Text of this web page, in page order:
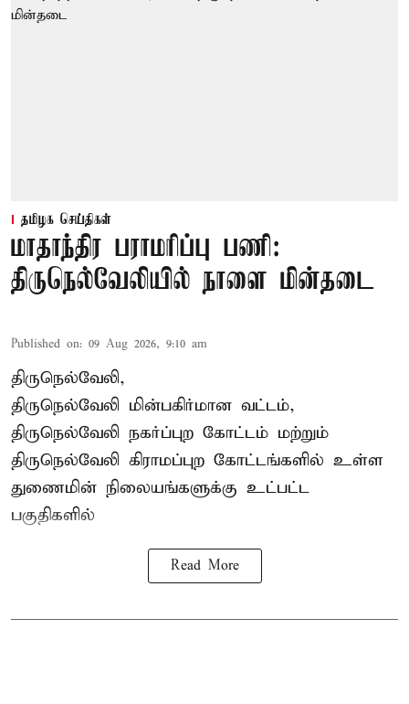
தமிழக செய்திகள்
மாதாந்திர பராமரிப்பு பணி:
திருநெல்வேலியில் நாளை மின்தடை
Published on: 09 Aug 2026, 9:10 am
திருநெல்வேலி,
திருநெல்வேலி மின்பகிர்மான வட்டம்,
திருநெல்வேலி நகர்ப்புற கோட்டம் மற்றும்
திருநெல்வேலி கிராமப்புற கோட்டங்களில் உள்ள
துணைமின் நிலையங்களுக்கு உட்பட்ட
பகுதிகளில்
Read More